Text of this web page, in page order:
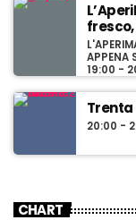
APPENA
19:00 -
Trenta
20:00 -
CHART